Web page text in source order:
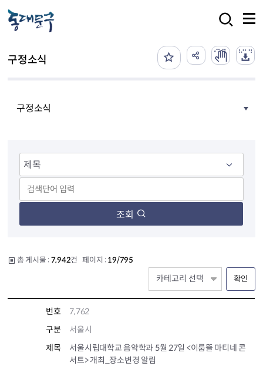
구정소식
구정소식
조회
총 게시물 : 7,942건 페이지 : 19/795
확인
번호
7,762
구분
서울시
제목
서울시립대학교 음악학과 5월 27일 <이룸뜰 마티네 콘
서트> 개최_장소변경 알림